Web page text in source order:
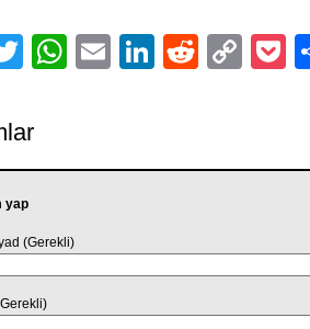
TwitterWhatsApp
EmailLinkedIn
Reddit
yap
(Gerekli)